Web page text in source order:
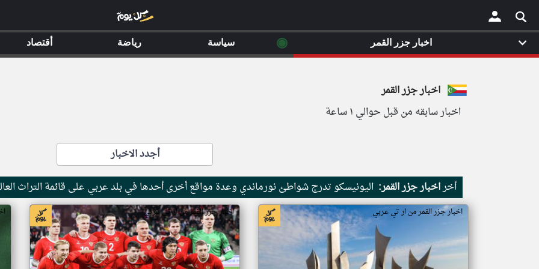
×
اخبار جزر القمر
اخبار سابقه من قبل حوالي ١ ساعة
أجدد الاخبار
أخراخبار جزر القمر: اليونيسكو تدرج شواطئ نورماندي وعدة مواقع أخرى أحدها في بلد عربي على قائمة التراث
اخبار جزر القمر من ار تي عربي اخبار جزر القمر من ار تي عربي
اخبار جزر القمر ◉ سياسة رياضة أقتصاد